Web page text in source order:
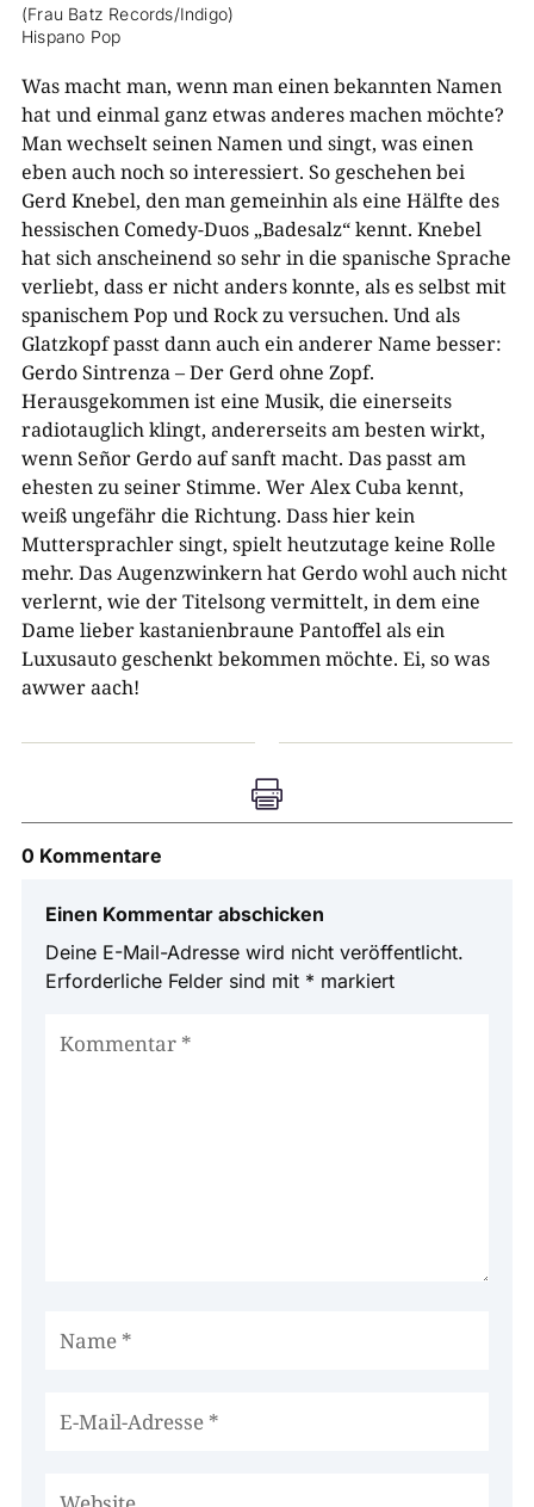
(Frau Batz Records/Indigo)
Hispano Pop
Was macht man, wenn man einen bekannten Namen
hat und einmal ganz etwas anderes machen möchte?
Man wechselt seinen Namen und singt, was einen
eben auch noch so interessiert. So geschehen bei
Gerd Knebel, den man gemeinhin als eine Hälfte des
hessischen Comedy-Duos „Badesalz“ kennt. Knebel
hat sich anscheinend so sehr in die spanische Sprache
verliebt, dass er nicht anders konnte, als es selbst mit
spanischem Pop und Rock zu versuchen. Und als
Glatzkopf passt dann auch ein anderer Name besser:
Gerdo Sintrenza – Der Gerd ohne Zopf.
Herausgekommen ist eine Musik, die einerseits
radiotauglich klingt, andererseits am besten wirkt,
wenn Señor Gerdo auf sanft macht. Das passt am
ehesten zu seiner Stimme. Wer Alex Cuba kennt,
weiß ungefähr die Richtung. Dass hier kein
Muttersprachler singt, spielt heutzutage keine Rolle
mehr. Das Augenzwinkern hat Gerdo wohl auch nicht
verlernt, wie der Titelsong vermittelt, in dem eine
Dame lieber kastanienbraune Pantoffel als ein
Luxusauto geschenkt bekommen möchte. Ei, so was
awwer aach!

0 Kommentare
Einen Kommentar abschicken
Deine E-Mail-Adresse wird nicht veröffentlicht.
Erforderliche Felder sind mit * markiert